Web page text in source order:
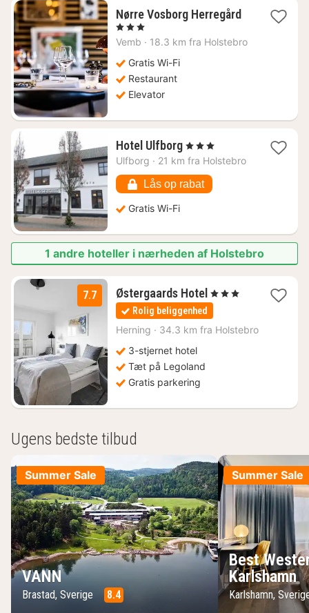
Nørre Vosborg Herregård1
fra
, 3 Stjerner
Vemb · 18.3 km fra Holstebro
Gratis Wi-Fi
Restaurant
Elevator
Hotel Ulfborg1
nat
630
kr.
, 3 Stjerner
Ulfborg · 21 km fra Holstebro
Lås op rabat
Gratis Wi-Fi
1 andre hoteller i nærheden af Holstebro
7.7 Østergaards Hotel 1
nat
fra
859
, 3 Stjerner
Rolig beliggenhed
Herning · 34.3 km fra Holstebro
3-stjernet hotel
Tæt på Legoland
Gratis parkering
Ugens bedste tilbud
Summer Sale
VANN
Brastad, Sverige 8.4
Summer Sale
Best
Karlshamn
Karlshamn,